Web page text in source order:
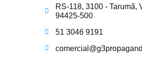
RS-118, 3100 - Tarumã,
94425-500
51 3046 9191